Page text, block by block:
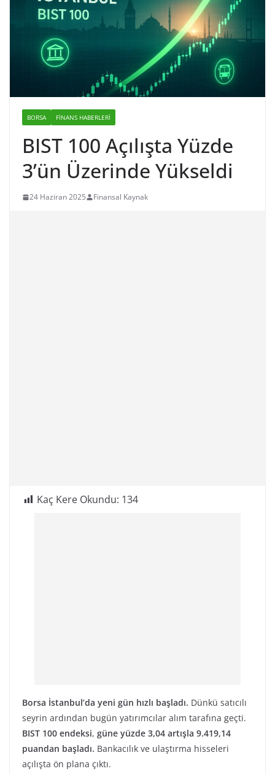
BORSA FINANS HABERLERI
BIST 100 Açılışta Yüzde
3’ün Üzerinde Yükseldi
24 Haziran 2025 Finansal Kaynak
Kaç Kere Okundu: 134
Borsa İstanbul’da yeni gün hızlı başladı. Dünkü satıcılı
seyrin ardından bugün yatırımcılar alım tarafına geçti.
BIST 100 endeksi, güne yüzde 3,04 artışla 9.419,14
puandan başladı. Bankacılık ve ulaştırma hisseleri
açılışta ön plana çıktı.